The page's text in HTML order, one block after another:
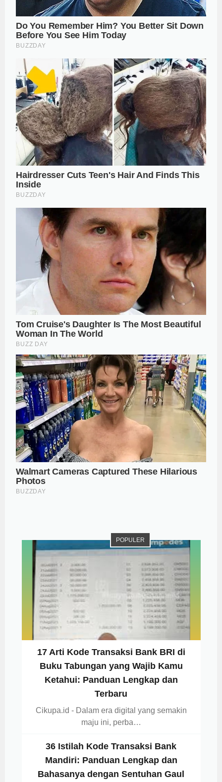
POPULER
17 Arti Kode Transaksi Bank BRI di
Buku Tabungan yang Wajib Kamu
Ketahui: Panduan Lengkap dan
Terbaru
Cikupa.id - Dalam era digital yang semakin
maju ini, perba…
36 Istilah Kode Transaksi Bank
Mandiri: Panduan Lengkap dan
Bahasanya dengan Sentuhan Gaul